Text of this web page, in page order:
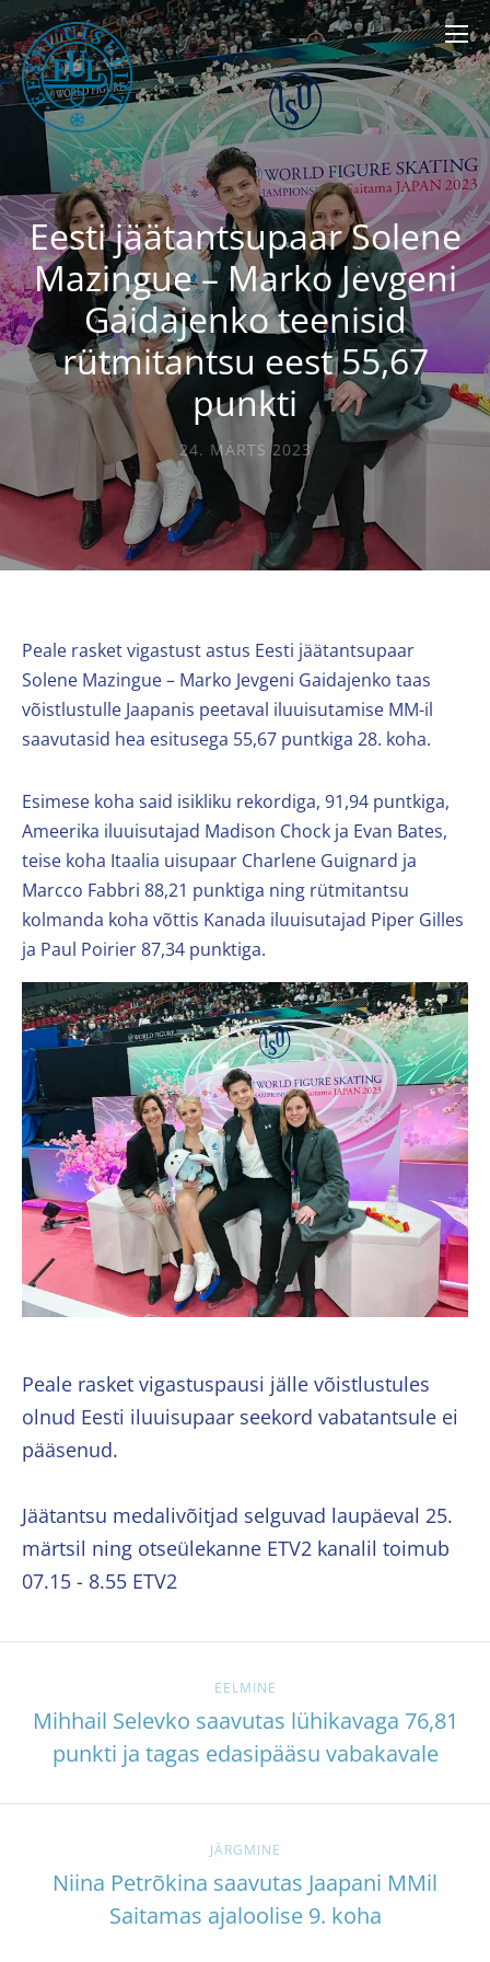
Eesti jäätantsupaar Solene
Mazingue – Marko Jevgeni
Gaidajenko teenisid
rütmitantsu eest 55,67
punkti
24. MÄRTS 2023
Peale rasket vigastust astus Eesti jäätantsupaar
Solene Mazingue – Marko Jevgeni Gaidajenko taas
võistlustulle Jaapanis peetaval iluuisutamise MM-il
saavutasid hea esitusega 55,67 puntkiga 28. koha.
Esimese koha said isikliku rekordiga, 91,94 puntkiga,
Ameerika iluuisutajad Madison Chock ja Evan Bates,
teise koha Itaalia uisupaar Charlene Guignard ja
Marcco Fabbri 88,21 punktiga ning rütmitantsu
kolmanda koha võttis Kanada iluuisutajad Piper Gilles
ja Paul Poirier 87,34 punktiga.
Peale rasket vigastuspausi jälle võistlustules
olnud Eesti iluuisupaar seekord vabatantsule ei
pääsenud.
Jäätantsu medalivõitjad selguvad laupäeval 25.
märtsil ning otseülekanne ETV2 kanalil toimub
07.15 - 8.55 ETV2
EELMINE
Mihhail Selevko saavutas lühikavaga 76,81
punkti ja tagas edasipääsu vabakavale
JÄRGMINE
Niina Petrõkina saavutas Jaapani MMil
Saitamas ajaloolise 9. koha